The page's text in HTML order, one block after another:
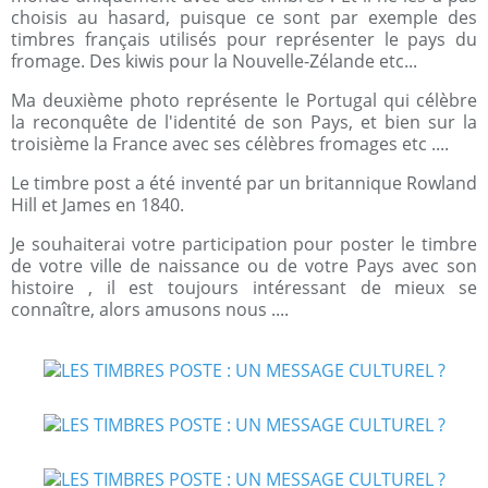
choisis au hasard, puisque ce sont par exemple des
timbres français utilisés pour représenter le pays du
fromage. Des kiwis pour la Nouvelle-Zélande etc...
Ma deuxième photo représente le Portugal qui célèbre
la reconquête de l'identité de son Pays, et bien sur la
troisième la France avec ses célèbres fromages etc ....
Le timbre post a été inventé par un britannique Rowland
Hill et James en 1840.
Je souhaiterai votre participation pour poster le timbre
de votre ville de naissance ou de votre Pays avec son
histoire , il est toujours intéressant de mieux se
connaître, alors amusons nous ....